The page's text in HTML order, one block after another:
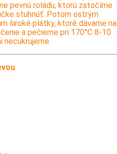
pevnú roládu, ktorú zatočíme
stuhnúť. Potom ostrým
široké plátky, ktoré dávame na
a pečieme pri 170°C 8-10
necukrujeme.